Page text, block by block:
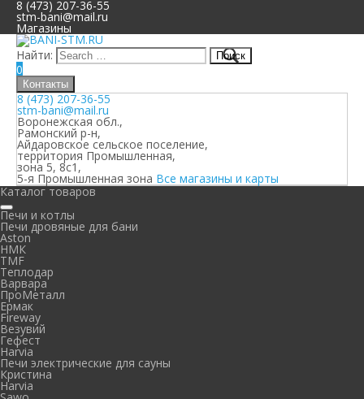
8 (473) 207-36-55
stm-bani@mail.ru
Магазины
Найти:
0
Контакты
8 (473) 207-36-55
stm-bani@mail.ru
Воронежская обл.,
Рамонский р-н,
Айдаровское сельское поселение,
территория Промышленная,
зона 5, 8с1,
5-я Промышленная зона Все магазины и карты
Каталог товаров
Печи и котлы
Печи дровяные для бани
Aston
НМК
TMF
Теплодар
Варвара
ПроМеталл
Ермак
Fireway
Везувий
Гефест
Harvia
Печи электрические для сауны
Кристина
Harvia